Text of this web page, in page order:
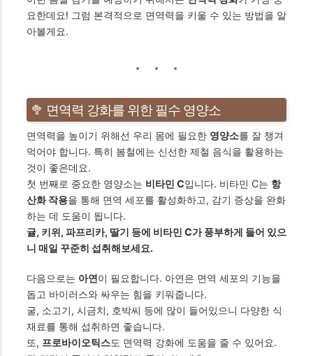
요한데요! 그럼 본격적으로 면역력을 키울 수 있는 방법을 알
아볼게요.
🥦 면역력 강화를 위한 필수 영양소
면역력을 높이기 위해선 우리 몸에 필요한 영양소를 잘 챙겨
먹어야 합니다. 특히 봄철에는 신선한 제철 음식을 활용하는
것이 좋은데요.
첫 번째로 중요한 영양소는 비타민 C입니다. 비타민 C는 항
산화 작용을 통해 면역 세포를 활성화하고, 감기 증상을 완화
하는 데 도움이 됩니다.
귤, 키위, 파프리카, 딸기 등에 비타민 C가 풍부하게 들어 있으
니 매일 꾸준히 섭취해보세요.
다음으로는 아연이 필요합니다. 아연은 면역 세포의 기능을
돕고 바이러스와 싸우는 힘을 키워줍니다.
굴, 소고기, 시금치, 호박씨 등에 많이 들어있으니 다양한 식
재료를 통해 섭취하면 좋습니다.
또, 프로바이오틱스도 면역력 강화에 도움을 줄 수 있어요.